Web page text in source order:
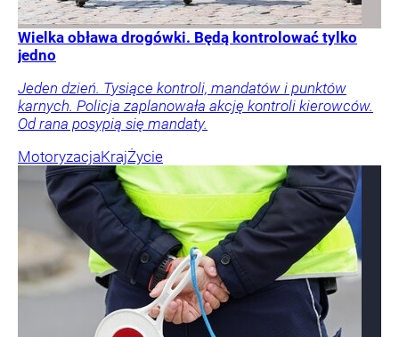
Wielka obława drogówki. Będą kontrolować tylko
jedno
Jeden dzień. Tysiące kontroli, mandatów i punktów
karnych. Policja zaplanowała akcję kontroli kierowców.
Od rana posypią się mandaty.
MotoryzacjaKrajŻycie